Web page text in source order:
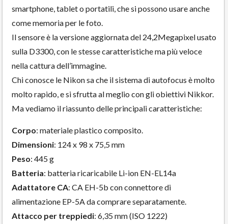
smartphone, tablet o portatili, che si possono usare anche
come memoria per le foto.
Il sensore è la versione aggiornata del 24,2Megapixel usato
sulla D3300, con le stesse caratteristiche ma più veloce
nella cattura dell’immagine.
Chi conosce le Nikon sa che il sistema di autofocus è molto
molto rapido, e si sfrutta al meglio con gli obiettivi Nikkor.
Ma vediamo il riassunto delle principali caratteristiche:
Corpo: materiale plastico composito.
Dimensioni: 124 x 98 x 75,5 mm
Peso: 445 g
Batteria: batteria ricaricabile Li-ion EN-EL14a
Adattatore CA: CA EH-5b con connettore di
alimentazione EP-5A da comprare separatamente.
Attacco per treppiedi: 6,35 mm (ISO 1222)